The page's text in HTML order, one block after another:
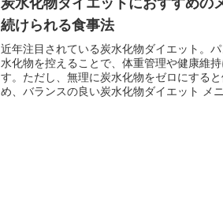
炭水化物ダイエットにおすすめの
続けられる食事法
近年注目されている炭水化物ダイエット。
水化物を控えることで、体重管理や健康維
す。ただし、無理に炭水化物をゼロにする
め、バランスの良い炭水化物ダイエット メ